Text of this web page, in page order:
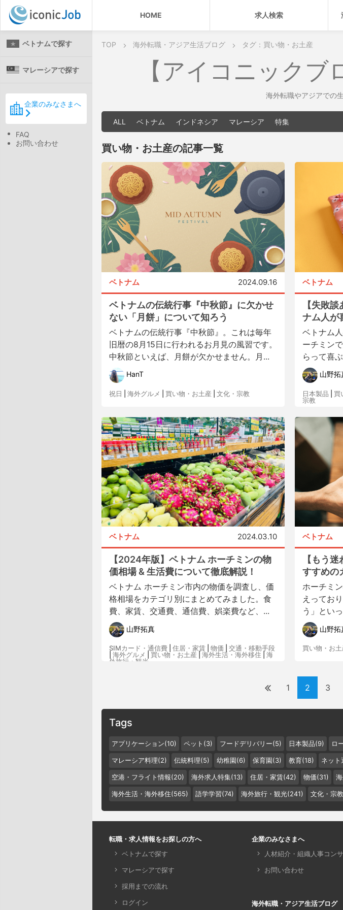
HOME 求人検索
ベトナムで探す
マレーシアで探す
企業のみなさまへ
FAQ
お問い合わせ
TOP 海外転職・アジア生活ブログ タグ：買い物・お土産
【アイコニック
海外転職やアジアでの
ALL ベトナム インドネシア マレーシア 特集
買い物・お土産の記事一覧
ベトナム 2024.09.16
ベトナムの伝統行事『中秋節』に欠かせ
ない「月餅」について知ろう
ベトナムの伝統行事『中秋節』。これは毎年
旧暦の8月15日に行われるお月見の風習です。
中秋節といえば、月餅が欠かせません。月...
HanT
祝日 海外グルメ 買い物・お土産 文化・宗教
ベトナム
【失敗
ナム人が
ベトナム
ーチミン
らって喜
山野拓
日本製品 買
宗教
ベトナム 2024.03.10
【2024年版】ベトナム ホーチミンの物
価相場 & 生活費について徹底解説！
ベトナム ホーチミン市内の物価を調査し、価
格相場をカテゴリ別にまとめてみました。食
費、家賃、交通費、通信費、娯楽費など、...
山野拓真
SIMカード・通信費 住居・家賃 物価
交通・移動手段
海外グルメ 買い物・お土産 海外生活・海外移住
海
外旅行・観光
ベトナム
【もう
すすめの
ホーチミ
えってお
う」とい
山野拓
買い物・お土
1 2 3
Tags
アプリケーション(10) ペット(3) フードデリバリー(5) 日本製品(9) ロ
マレーシア料理(2) 伝統料理(5) 幼稚園(6) 保育園(3) 教育(18) ネット
空港・フライト情報(20) 海外求人特集(13) 住居・家賃(42) 物価(31)
海外生活・海外移住(565) 語学学習(74) 海外旅行・観光(241) 文化・宗
転職・求人情報をお探しの方へ
ベトナムで探す
マレーシアで探す
採用までの流れ
ログイン
企業のみなさまへ
人材紹介・組織人事コン
お問い合わせ
海外転職・アジア生活ブログ